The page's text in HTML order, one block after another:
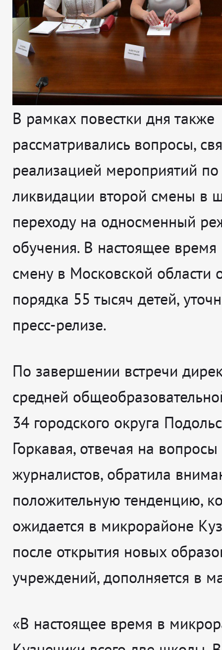
В рамках повестки дня также
рассматривались вопросы,
реализацией мероприятий по
ликвидации второй смены в
переходу на односменный
обучения. В настоящее
смену в Московской области
порядка 55 тысяч детей,
пресс-релизе.
По завершении встречи
средней
34 городского округа
Горкавая, отвечая на вопросы
журналистов, обратила
положительную тенденцию,
ожидается в микрорайоне
после открытия новых
учреждений, дополняется в
«В настоящее время в